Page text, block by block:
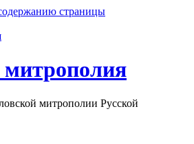
страницы
митрополии Русской